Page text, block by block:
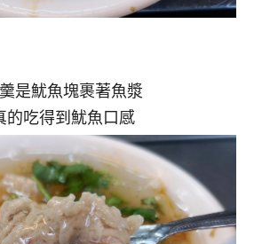
是魷魚塊裹著魚漿
的吃得到魷魚口感